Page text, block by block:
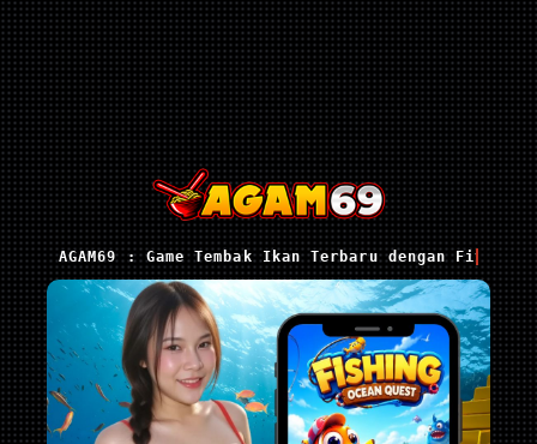
AGAM69 : Game Tembak Ikan Terbaru dengan Fitur